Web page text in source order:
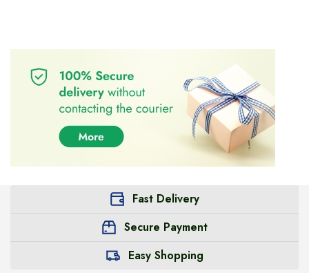
Fast Delivery
Secure Payment
Easy Shopping